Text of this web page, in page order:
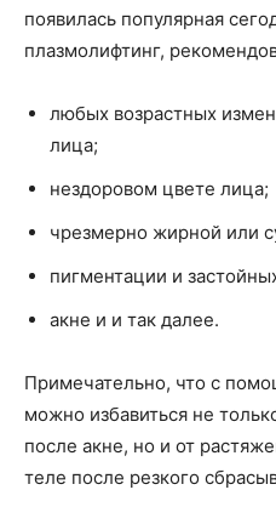
появилась популярная
плазмолифтинг,
любых возрастных
лица;
нездоровом цвете лица;
чрезмерно жирной или
пигментации и
акне и и так далее.
Примечательно, что с
можно избавиться не
после акне, но и от
теле после резкого